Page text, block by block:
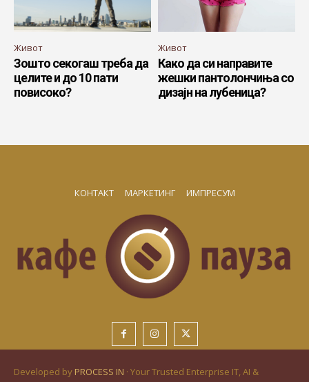
Живот
Зошто секогаш треба да
целите и до 10 пати
повисоко?
Живот
Како да си направите
жешки пантолончиња со
дизајн на лубеница?
КОНТАКТ МАРКЕТИНГ ИМПРЕСУМ
Developed by PROCESS IN · Your Trusted Enterprise IT, AI &